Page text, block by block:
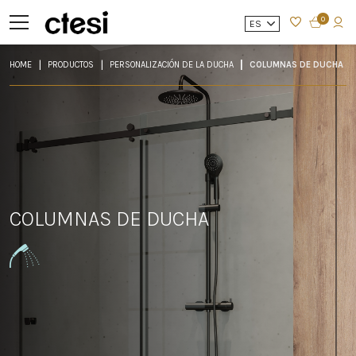
ES 0
HOME PRODUCTOS PERSONALIZACIÓN DE LA DUCHA COLUMNAS DE DUCHA
COLUMNAS DE DUCHA